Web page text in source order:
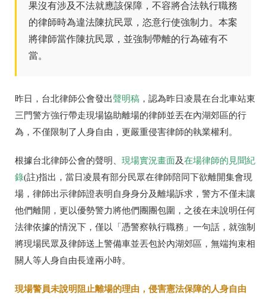
果沒有涉及不法就應該保障，不容將合法執行職務
的律師時為違法陳抗民眾，恣意行使強制力。本案
將律師當作陳抗民眾，並強制帶離的行為確有不
當。
昨日，台北律師公會發出聲明稿 ，認為昨日凌晨在台北車站東
三門警方強行帶走現場協助離場的律師並丟在內湖郊區的行
為，不僅限制了人身自由，更嚴重侵害律師的執業權利。
根據台北律師公會的聲明、 現場實況畫面及在場律師的見聞紀
錄(註)指出，當日凌晨有部分民眾在律師陪同下欲離開集會現
場，律師出示律師證表明自身身分及離場訴求，警方不僅未讓
他們離開，更以優勢警力將他們團團包圍，之後在未說明任何
法律依據的情況下，僅以「憑警察執行職務」一句話，就強制
將現場民眾及律師送上警備車並丟包於內湖郊區，無端拘束相
關人等人身自由長達兩小時。
現場警員未說明阻止離場的理由，侵害憲法保障的人身自由